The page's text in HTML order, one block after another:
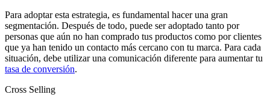
Para adoptar esta estrategia, es fundamental hacer una gran
segmentación. Después de todo, puede ser adoptado tanto por
personas que aún no han comprado tus productos como por clientes
que ya han tenido un contacto más cercano con tu marca. Para cada
situación, debe utilizar una comunicación diferente para aumentar tu
tasa de conversión.
Cross Selling